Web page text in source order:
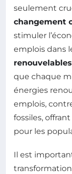
seulement
changement
stimuler
emplois dans
renouvelables
que chaque
énergies
emplois,
fossiles,
pour les
Il est